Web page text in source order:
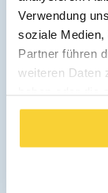
Verwendung
soziale Medien,
Partner führen
weiteren Daten
gesammelt
✓
Optimale
Jetzt